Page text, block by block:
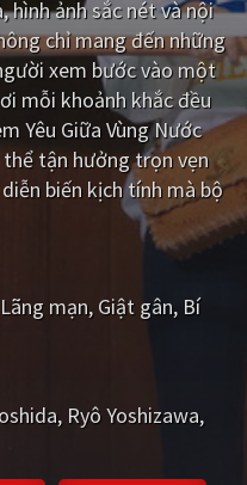
Gia đình
Lịch sử
Tiểu sử
DramaTV
Trung Quốc - Hồng Kông
ảnh sắc nét và nội
chỉ mang đến những
xem bước vào một
mỗi khoảnh khắc đều
Yêu Giữa Vùng Nước
tận hưởng trọn vẹn
biến kịch tính mà bộ
mạn Giật gân Bí
Ryô Yoshizawa